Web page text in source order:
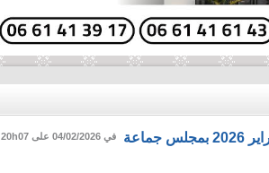
على مسؤوليتي: دورة فبراير 2026 بمجلس جماعة
في 04/02/2026 على 20h07